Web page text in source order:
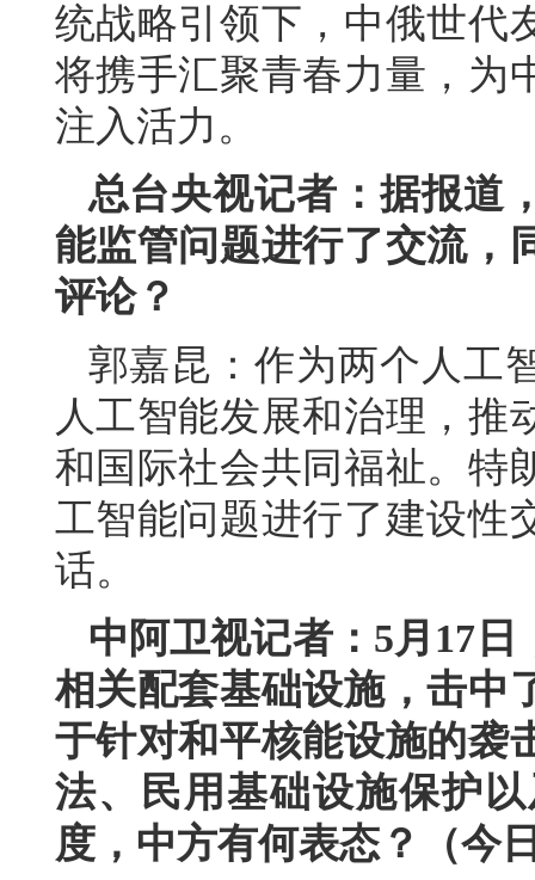
统战略引领下，中俄世代
将携手汇聚青春力量，为
注入活力。
总台央视记者：据报道
能监管问题进行了交流，
评论？
郭嘉昆：作为两个人工
人工智能发展和治理，推
和国际社会共同福祉。特
工智能问题进行了建设性
话。
中阿卫视记者：5月17
相关配套基础设施，击中
于针对和平核能设施的袭
法、民用基础设施保护
度，中方有何表态？（今